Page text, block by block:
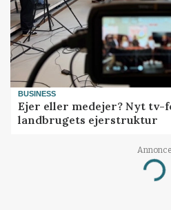
BUSINESS
Ejer eller medejer? Nyt
landbrugets ejerstruktur
Annonce
Loading...